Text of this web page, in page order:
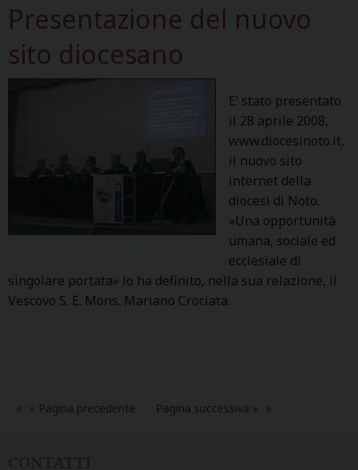
Presentazione del nuovo
sito diocesano
E’ stato presentato
il 28 aprile 2008,
www.diocesinoto.it,
il nuovo sito
internet della
diocesi di Noto.
«Una opportunità
umana, sociale ed
ecclesiale di
singolare portata» lo ha definito, nella sua relazione, il
Vescovo S. E. Mons. Mariano Crociata.
« Pagina precedente Pagina successiva »